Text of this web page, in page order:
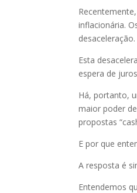
inflacionária.
desaceleração.
Esta
espera de
Há, portanto,
maior poder
propostas
E por que
A resposta é
Entendemos